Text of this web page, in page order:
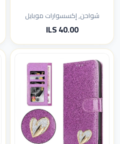
شواحن, إكسسوارات موبايل
40.00 ILS